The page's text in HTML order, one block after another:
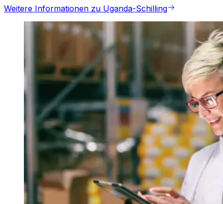
Weitere Informationen zu Uganda-Schilling